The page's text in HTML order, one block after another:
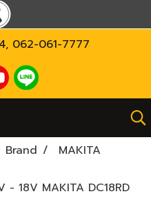
, 062-061-7777
Brand
MAKITA
- 18V MAKITA DC18RD